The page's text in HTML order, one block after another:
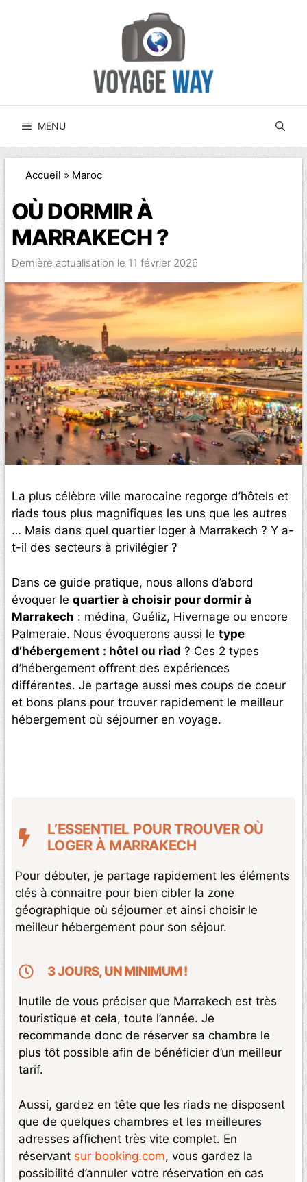
MENU
Accueil » Maroc
OÙ DORMIR À
MARRAKECH ?
11 février 2026
La plus célèbre ville marocaine regorge d’hôtels et
riads tous plus magnifiques les uns que les autres
… Mais dans quel quartier loger à Marrakech ? Y a-
t-il des secteurs à privilégier ?
Dans ce guide pratique, nous allons d’abord
évoquer le quartier à choisir pour dormir à
Marrakech : médina, Guéliz, Hivernage ou encore
Palmeraie. Nous évoquerons aussi le type
d’hébergement : hôtel ou riad ? Ces 2 types
d’hébergement offrent des expériences
différentes. Je partage aussi mes coups de coeur
et bons plans pour trouver rapidement le meilleur
hébergement où séjourner en voyage.
L’ESSENTIEL POUR TROUVER OÙ
LOGER À MARRAKECH
Pour débuter, je partage rapidement les éléments
clés à connaitre pour bien cibler la zone
géographique où séjourner et ainsi choisir le
meilleur hébergement pour son séjour.
3 JOURS, UN MINIMUM !
Inutile de vous préciser que Marrakech est très
touristique et cela, toute l’année. Je
recommande donc de réserver sa chambre le
plus tôt possible afin de bénéficier d’un meilleur
tarif.
Aussi, gardez en tête que les riads ne disposent
que de quelques chambres et les meilleures
adresses affichent très vite complet. En
réservant sur booking.com, vous gardez la
possibilité d’annuler votre réservation en cas